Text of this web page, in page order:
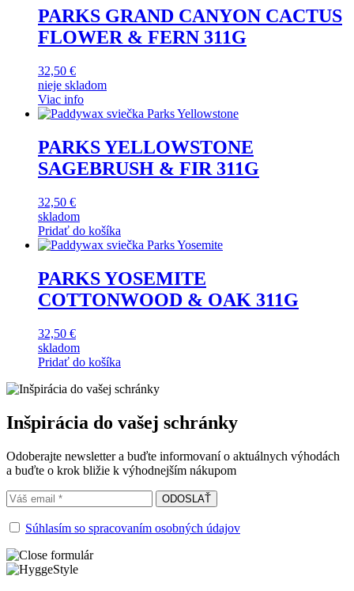
PARKS GRAND CANYON CACTUS
FLOWER & FERN 311G
32,50 €
nieje skladom
Viac info
PARKS YELLOWSTONE
SAGEBRUSH & FIR 311G
32,50 €
skladom
Pridať do košíka
PARKS YOSEMITE
COTTONWOOD & OAK 311G
32,50 €
skladom
Pridať do košíka
Inšpirácia do vašej schránky
Odoberajte newsletter a buďte informovaní o aktuálnych výhodách
a buďte o krok bližie k výhodnejším nákupom
Súhlasím so spracovaním osobných údajov